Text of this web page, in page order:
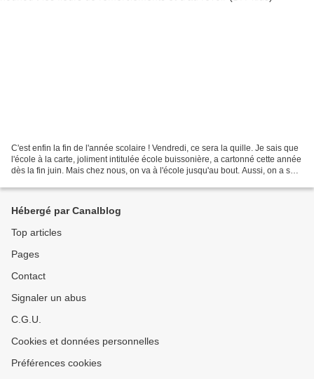
C'est enfin la fin de l'année scolaire ! Vendredi, ce sera la quille. Je sais que
l'école à la carte, joliment intitulée école buissonière, a cartonné cette année
dès la fin juin. Mais chez nous, on va à l'école jusqu'au bout. Aussi, on a sorti
Hébergé par Canalblog
Top articles
Pages
Contact
Signaler un abus
C.G.U.
Cookies et données personnelles
Préférences cookies